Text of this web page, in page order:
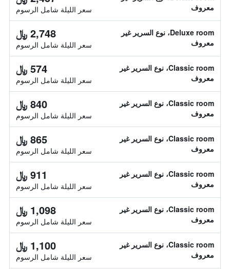
معروف
سعر الليلة شامل الرسوم
Deluxe room، نوع السرير غير
معروف
2,748 ﷼
سعر الليلة شامل الرسوم
Classic room، نوع السرير غير
معروف
574 ﷼
سعر الليلة شامل الرسوم
Classic room، نوع السرير غير
معروف
840 ﷼
سعر الليلة شامل الرسوم
Classic room، نوع السرير غير
معروف
865 ﷼
سعر الليلة شامل الرسوم
Classic room، نوع السرير غير
معروف
911 ﷼
سعر الليلة شامل الرسوم
Classic room، نوع السرير غير
معروف
1,098 ﷼
سعر الليلة شامل الرسوم
Classic room، نوع السرير غير
معروف
1,100 ﷼
سعر الليلة شامل الرسوم